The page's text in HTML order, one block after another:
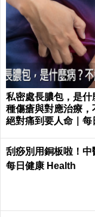
私密處長膿包，是什
種傷瘡與對應治療，
絕對痛到要人命｜每
刮痧別用銅板啦！中
每日健康 Health